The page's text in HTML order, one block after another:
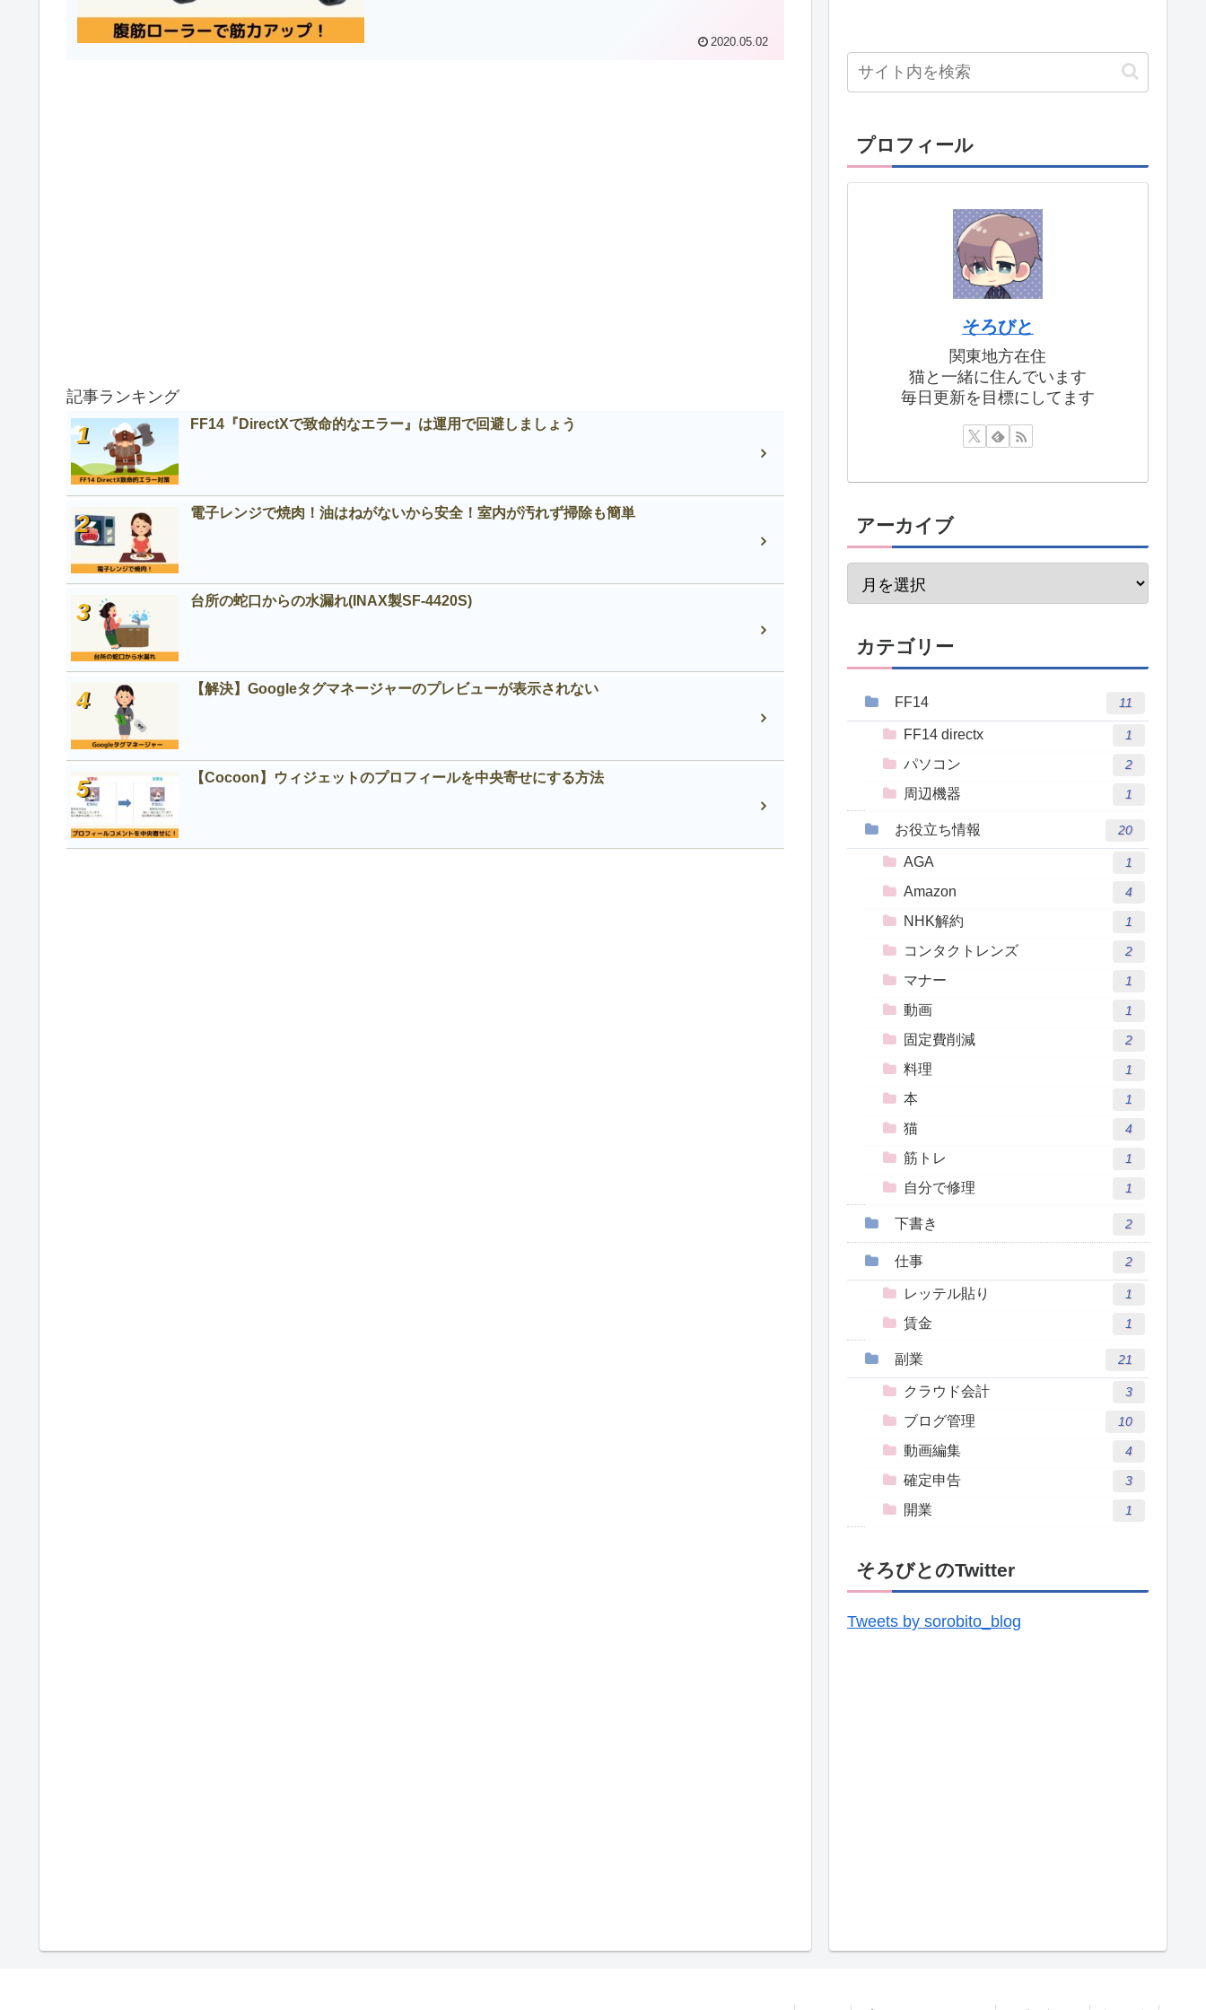
2020.05.02
記事ランキング
FF14『DirectXで致命的なエラー』は運用で回避しましょう
電子レンジで焼肉！油はねがないから安全！室内が汚れず掃除も簡単
台所の蛇口からの水漏れ(INAX製SF-4420S)
【解決】Googleタグマネージャーのプレビューが表示されない
【Cocoon】ウィジェットのプロフィールを中央寄せにする方法
プロフィール
そろびと
関東地方在住
猫と一緒に住んでいます
毎日更新を目標にしてます
アーカイブ
カテゴリー
FF14 11
FF14 directx 1
パソコン 2
周辺機器 1
お役立ち情報 20
AGA 1
Amazon 4
NHK解約 1
コンタクトレンズ 2
マナー 1
動画 1
固定費削減 2
料理 1
本 1
猫 4
筋トレ 1
自分で修理 1
下書き 2
仕事 2
レッテル貼り 1
賃金 1
副業 21
クラウド会計 3
ブログ管理 10
動画編集 4
確定申告 3
開業 1
そろびとのTwitter
Tweets by sorobito_blog